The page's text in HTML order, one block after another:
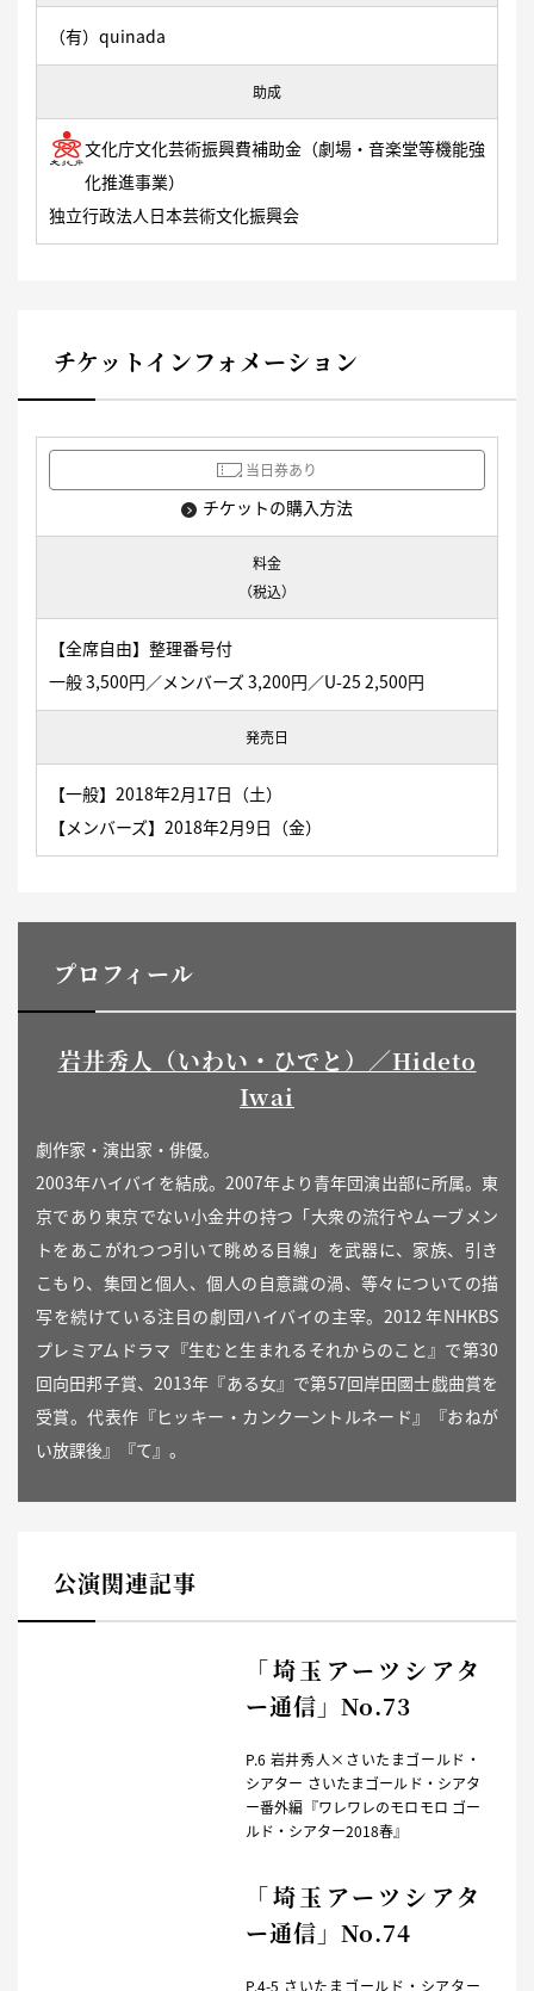
（有）quinada
助成
文化庁文化芸術振興費補助金（劇場・音楽堂等機能強
化推進事業）
独立行政法人日本芸術文化振興会
チケットインフォメーション
当日券あり
チケットの購入方法
料金
（税込）
【全席自由】整理番号付
一般 3,500円／メンバーズ 3,200円／U-25 2,500円
発売日
【一般】 2018年2月17日（土）
【メンバーズ】2018年2月9日（金）
プロフィール
岩井秀人（いわい・ひでと）／Hideto
Iwai
劇作家・演出家・俳優。
2003年ハイバイを結成。2007年より青年団演出部に所属。東
京であり東京でない小金井の持つ「大衆の流行やムーブメン
トをあこがれつつ引いて眺める目線」を武器に、家族、引き
こもり、集団と個人、個人の自意識の渦、等々についての描
写を続けている注目の劇団ハイバイの主宰。2012 年NHKBS
プレミアムドラマ『生むと生まれるそれからのこと』で第30
回向田邦子賞、2013年『ある女』で第57回岸田國士戯曲賞を
受賞。代表作『ヒッキー・カンクーントルネード』『おねが
い放課後』『て』。
公演関連記事
「埼玉アーツシアタ
ー通信」No.73
P.6 岩井秀人×さいたまゴールド・
シアター さいたまゴールド・シアタ
ー番外編『ワレワレのモロモロ ゴー
ルド・シアター2018春』
「埼玉アーツシアタ
ー通信」No.74
P.4-5 さいたまゴールド・シアター